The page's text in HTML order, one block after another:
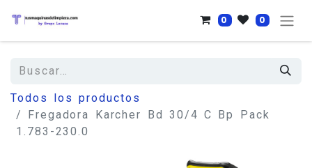
0 0
Todos los productos
Fregadora Karcher Bd 30/4 C Bp Pack
1.783-230.0